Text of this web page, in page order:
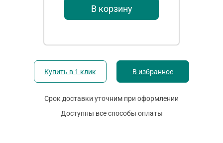
В корзину
Купить в 1 клик В избранное
Срок доставки уточним при оформлении
Доступны все способы оплаты